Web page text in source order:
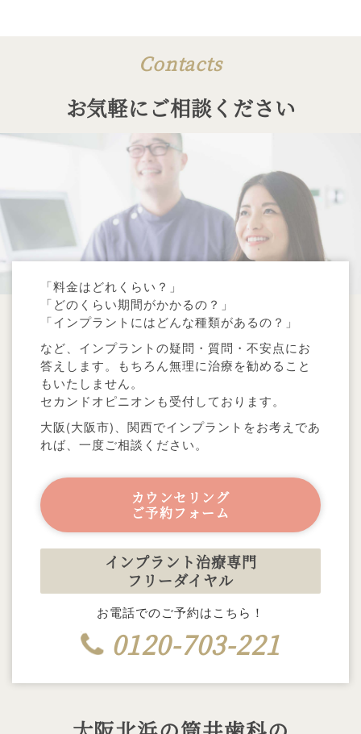
Contacts
お気軽にご相談ください
「料金はどれくらい？」
「どのくらい期間がかかるの？」
「インプラントにはどんな種類があるの？」
など、インプラントの疑問・質問・不安点にお
答えします。もちろん無理に治療を勧めること
もいたしません。
セカンドオピニオンも受付しております。
大阪(大阪市)、関西でインプラントをお考えであ
れば、一度ご相談ください。
カウンセリング
ご予約フォーム
インプラント治療専門
フリーダイヤル
お電話でのご予約はこちら！
0120-703-221